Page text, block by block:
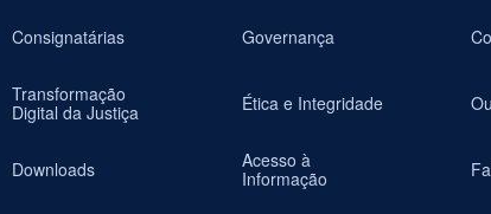
Consignatárias
Transformação
Digital da Justiça
Downloads
Governança
Ética e Integridade
Acesso à
Informação